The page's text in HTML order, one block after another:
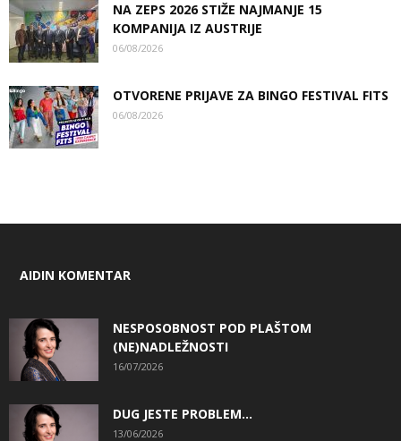
NA ZEPS 2026 STIŽE NAJMANJE 15
KOMPANIJA IZ AUSTRIJE
06/08/2026
OTVORENE PRIJAVE ZA BINGO FESTIVAL FITS
06/08/2026
AIDIN KOMENTAR
NESPOSOBNOST POD PLAŠTOM
(NE)NADLEŽNOSTI
16/07/2026
DUG JESTE PROBLEM…
13/06/2026